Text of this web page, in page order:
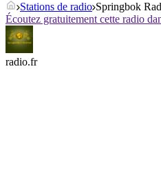
Stations de radio Springbok
Écoutez gratuitement cette radio
radio.fr